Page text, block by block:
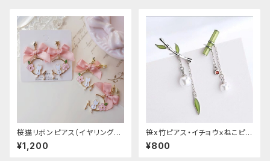
桜猫リボンピアス（イヤリング変
更可能
¥1,200
笹x竹ピアス・イチョウｘねこピア
ス
¥800